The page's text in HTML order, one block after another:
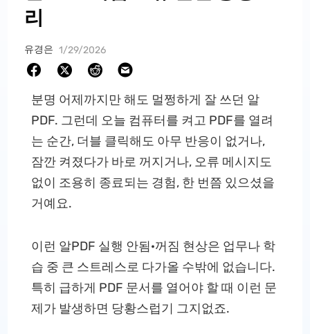
리
유경은 1/29/2026
분명 어제까지만 해도 멀쩡하게 잘 쓰던 알
PDF. 그런데 오늘 컴퓨터를 켜고 PDF를 열려
는 순간, 더블 클릭해도 아무 반응이 없거나,
잠깐 켜졌다가 바로 꺼지거나, 오류 메시지도
없이 조용히 종료되는 경험, 한 번쯤 있으셨을
거예요.
이런 알PDF 실행 안됨·꺼짐 현상은 업무나 학
습 중 큰 스트레스로 다가올 수밖에 없습니다.
특히 급하게 PDF 문서를 열어야 할 때 이런 문
제가 발생하면 당황스럽기 그지없죠.